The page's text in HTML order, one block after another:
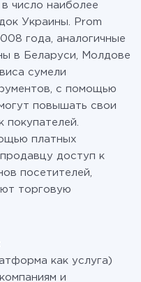
число наиболее
Украины. Prom
года, аналогичные
в Беларуси, Молдове
сумели
с помощью
повышать свои
покупателей.
платных
доступ к
посетителей,
торговую
как услуга)
и